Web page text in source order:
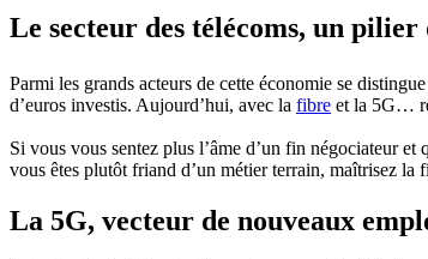
Le secteur des télécoms, un
Parmi les grands acteurs de cette économie se
d’euros investis. Aujourd’hui, avec la fibre et la 5G…
Si vous vous sentez plus l’âme d’un fin négociateur
vous êtes plutôt friand d’un métier terrain, maîtrisez la
La 5G, vecteur de nouveaux